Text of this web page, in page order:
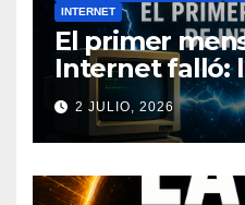
INTERNET
El primer
Internet falló:
historia de
cambió el
2 JULIO, 2026